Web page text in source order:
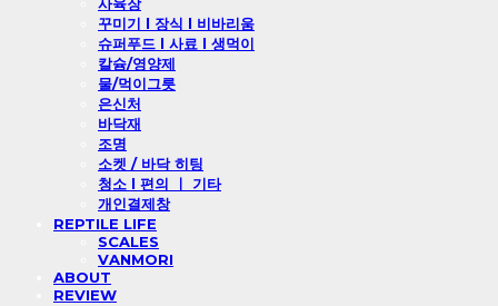
사육장
꾸미기 l 장식 l 비바리움
슈퍼푸드 l 사료 l 생먹이
칼슘/영양제
물/먹이그릇
은신처
바닥재
조명
소켓 / 바닥 히팅
청소 l 편의 ㅣ 기타
개인결제창
REPTILE LIFE
SCALES
VANMORI
ABOUT
REVIEW